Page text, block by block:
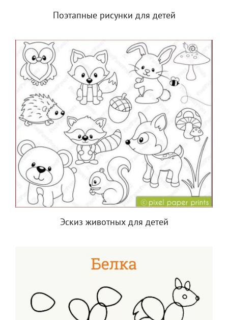
Поэтапные рисунки для детей
Эскиз животных для детей